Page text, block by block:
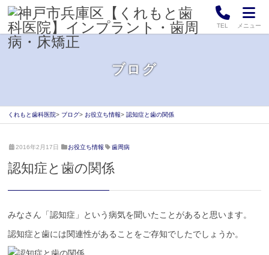
TEL メニュー
ブログ
くれもと歯科医院 ブログ お役立ち情報 認知症と歯の関係
2016年2月17日 お役立ち情報 歯周病2
年
月
9
く
歯
医
認知症と歯の関係
みなさん「認知症」という病気を聞いたことがあると思います。
認知症と歯には関連性があることをご存知でしたでしょうか。